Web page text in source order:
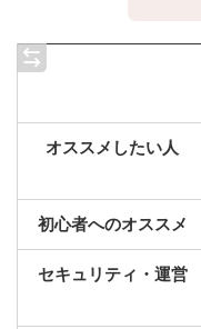
オススメしたい人
初心者へのオススメ
セキュリティ・運営